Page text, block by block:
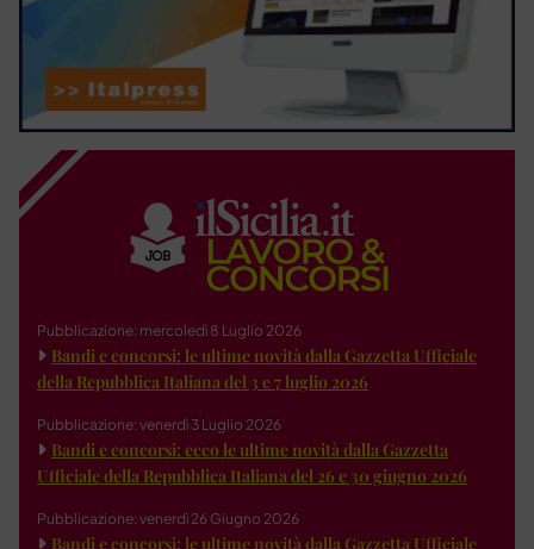
Pubblicazione: mercoledì 8 Luglio 2026
Bandi e concorsi: le ultime novità dalla Gazzetta Ufficiale
della Repubblica Italiana del 3 e 7 luglio 2026
Pubblicazione: venerdì 3 Luglio 2026
Bandi e concorsi: ecco le ultime novità dalla Gazzetta
Ufficiale della Repubblica Italiana del 26 e 30 giugno 2026
Pubblicazione: venerdì 26 Giugno 2026
Bandi e concorsi: le ultime novità dalla Gazzetta Ufficiale